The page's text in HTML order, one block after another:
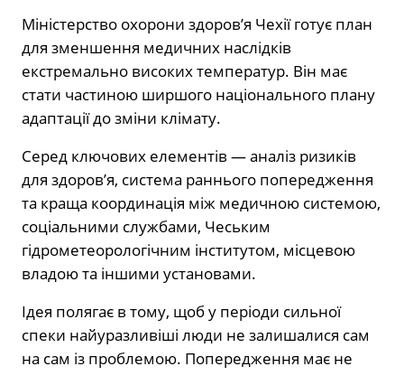
Міністерство охорони здоров’я Чехії готує план
для зменшення медичних наслідків
екстремально високих температур. Він має
стати частиною ширшого національного плану
адаптації до зміни клімату.
Серед ключових елементів — аналіз ризиків
для здоров’я, система раннього попередження
та краща координація між медичною системою,
соціальними службами, Чеським
гідрометеорологічним інститутом, місцевою
владою та іншими установами.
Ідея полягає в тому, щоб у періоди сильної
спеки найуразливіші люди не залишалися сам
на сам із проблемою. Попередження має не